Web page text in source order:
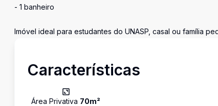
- 1 banheiro
Imóvel ideal para estudantes do UNASP, casal ou família
Características
Área Privativa 70m²